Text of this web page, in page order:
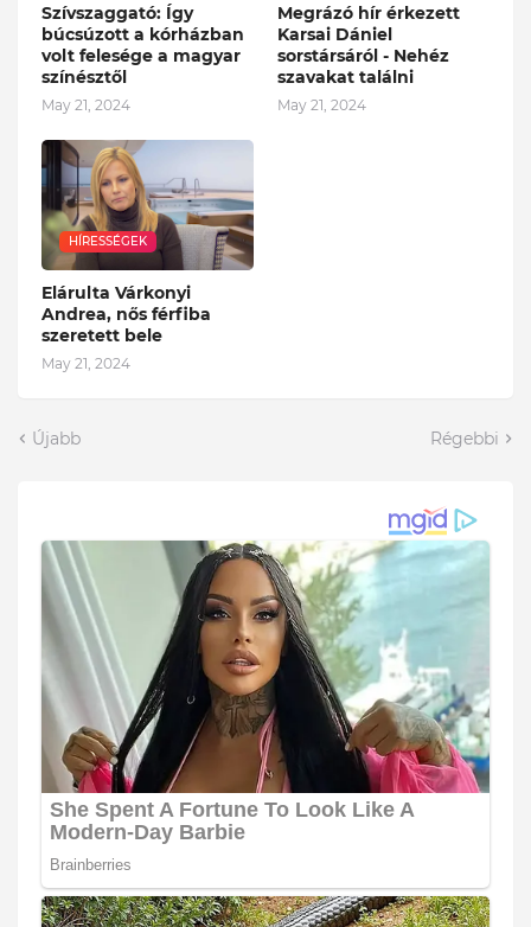
Szívszaggató: Így
búcsúzott a kórházban
volt felesége a magyar
színésztől
May 21, 2024
Megrázó hír érkezett
Karsai Dániel
sorstársáról - Nehéz
szavakat találni
May 21, 2024
HÍRESSÉGEK
Elárulta Várkonyi
Andrea, nős férfiba
szeretett bele
May 21, 2024
Újabb Régebbi